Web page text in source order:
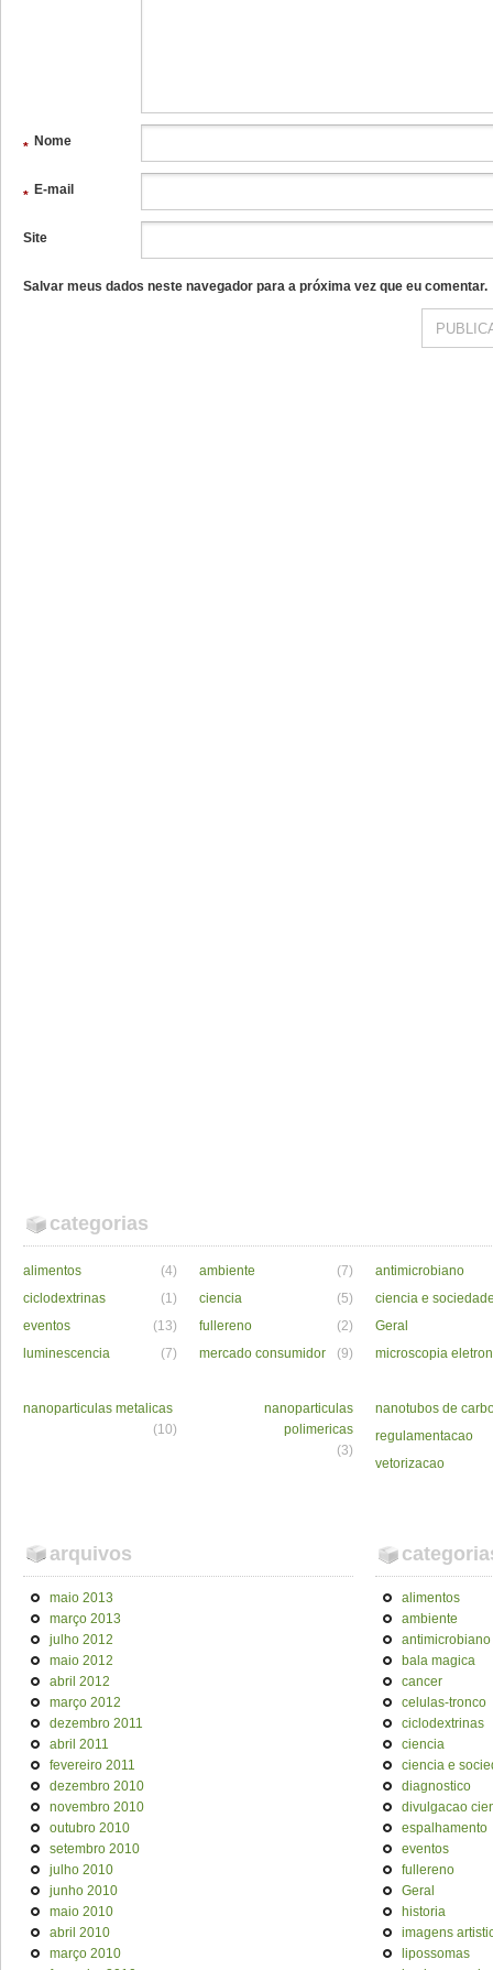
Nome
*
E-mail
*
Site
Salvar meus dados neste navegador para a próxima vez que eu comentar.
categorias
alimentos (4) ambiente (7)
antimicrobiano
ciclodextrinas
(1) ciencia (5)
ciencia e
eventos
(13) fullereno (2)
Geral
luminescencia
(7) mercado consumidor (9) microscopia
nanoparticulas metalicas
(10)
nanoparticulas
polimericas
(3)
nanotubos de
regulamentacao
vetorizacao
arquivos
maio 2013
março 2013
julho 2012
maio 2012
abril 2012
março 2012
dezembro 2011
abril 2011
fevereiro 2011
dezembro 2010
novembro 2010
outubro 2010
setembro 2010
julho 2010
junho 2010
maio 2010
abril 2010
março 2010
alimentos
ambiente
antimicrobiano
bala magica
cancer
celulas-tronco
ciclodextrinas
ciencia
ciencia e
diagnostico
divulgacao
espalhamento
eventos
fullereno
Geral
historia
imagens
lipossomas